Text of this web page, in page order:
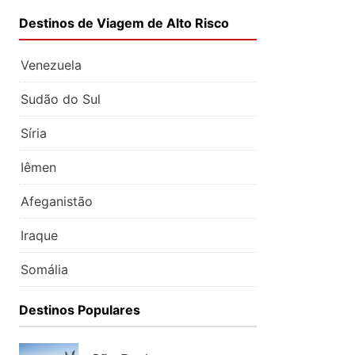
Destinos de Viagem de Alto Risco
Venezuela
Sudão do Sul
Síria
Iêmen
Afeganistão
Iraque
Somália
Destinos Populares